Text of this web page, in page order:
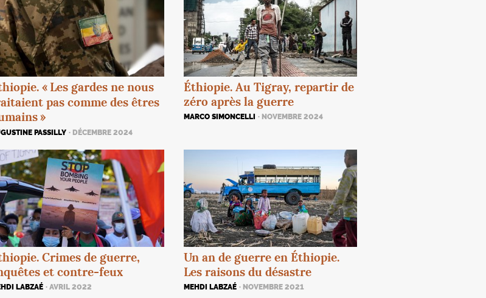
« Les gardes ne nous
pas comme des êtres
»
PASSILLY · DÉCEMBRE 2024
Éthiopie. Au Tigray, repartir de
zéro après la guerre
MARCO SIMONCELLI · NOVEMBRE 2024
Crimes de guerre,
et contre-feux
LABZAÉ · AVRIL 2022
Un an de guerre en Éthiopie.
Les raisons du désastre
MEHDI LABZAÉ · NOVEMBRE 2021